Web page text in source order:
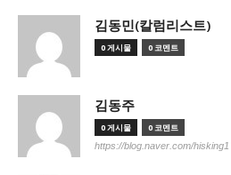
김동민(칼럼리스트)
0 게시물 0 코멘트
김동주
0 게시물 0 코멘트
https://blog.naver.com/hisking1